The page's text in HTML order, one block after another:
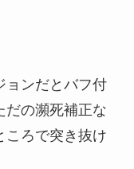
ョンだとバフ付
だの瀕死補正な
ころで突き抜け